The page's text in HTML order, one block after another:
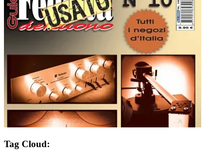
Tag Cloud: